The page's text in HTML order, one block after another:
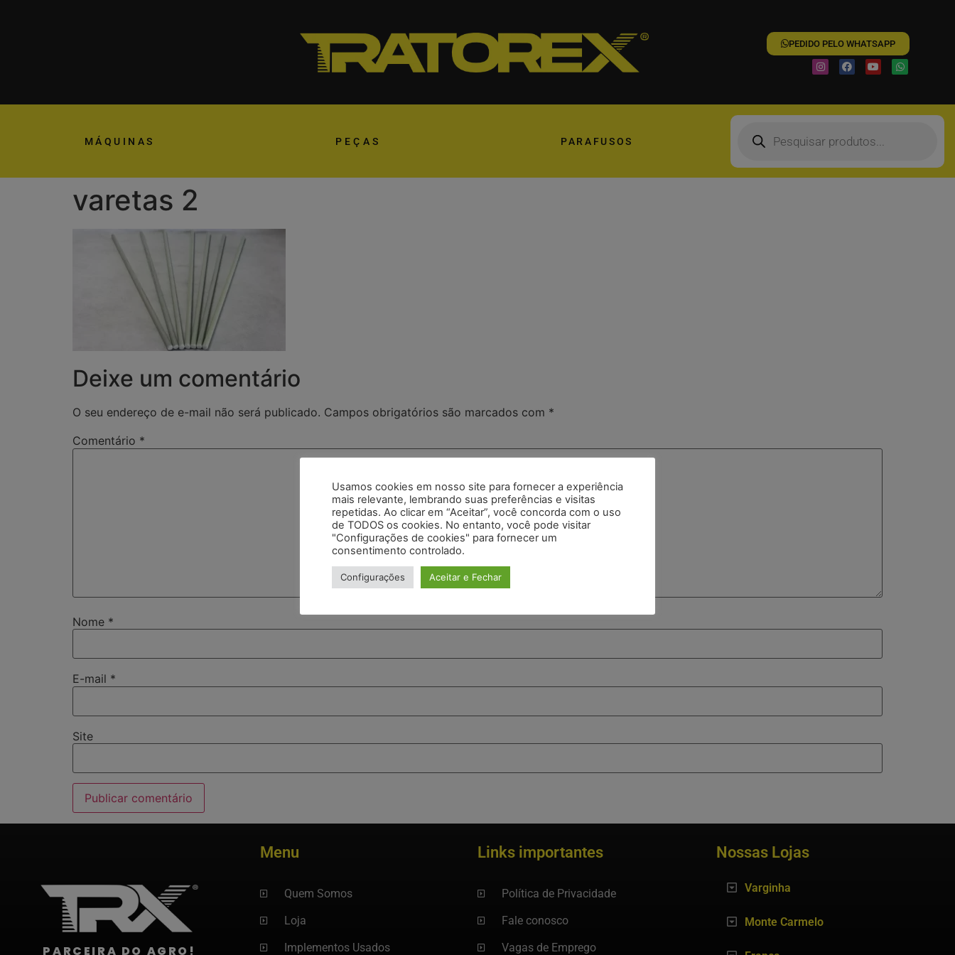
PEDIDO PELO WHATSAPP
MÁQUINAS PEÇAS PARAFUSOS
varetas 2
Deixe um comentário
O seu endereço de e-mail não será publicado. Campos obrigatórios são marcados com *
Comentário *
Nome *
E-mail *
Site
PARCEIRA DO AGRO!
Menu
Quem Somos
Loja
Implementos Usados
Links importantes
Política de Privacidade
Fale conosco
Vagas de Emprego
Nossas Lojas
Varginha
Monte Carmelo
Usamos cookies em nosso site para fornecer a experiência
mais relevante, lembrando suas preferências e visitas
repetidas. Ao clicar em “Aceitar”, você concorda com o uso
de TODOS os cookies. No entanto, você pode visitar
"Configurações de cookies" para fornecer um
consentimento controlado.
Configurações Aceitar e Fechar